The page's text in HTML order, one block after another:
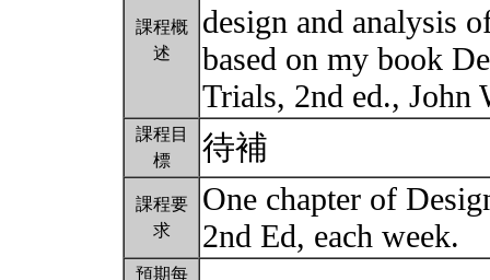
課程概
述
design and analysis
based on my book
Trials, 2nd ed., John
課程目
標
待補
課程要
求
One chapter of
2nd Ed, each week.
預期每